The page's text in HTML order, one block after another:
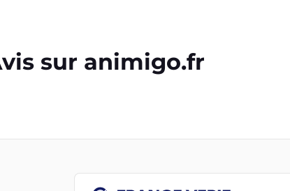
sur animigo.fr